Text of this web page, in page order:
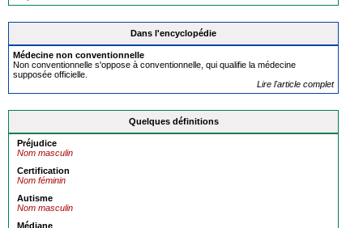
Dans l'encyclopédie
Médecine non conventionnelle
Non conventionnelle s'oppose à conventionnelle, qui qualifie la médecine
supposée officielle.
Lire l'article complet
Quelques définitions
Préjudice
Nom masculin
Certification
Nom féminin
Autisme
Nom masculin
Médiane